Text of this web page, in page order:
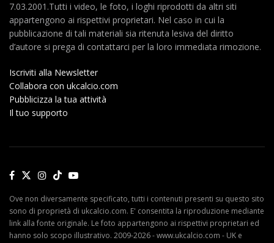
7.03.2001.Tutti i video, le foto, i loghi riprodotti da altri siti
appartengono ai rispettivi proprietari. Nel caso in cui la
pubblicazione di tali materiali sia ritenuta lesiva del diritto
d’autore si prega di contattarci per la loro immediata rimozione.
Iscriviti alla Newsletter
Collabora con ukcalcio.com
Pubblicizza la tua attività
Il tuo supporto
Ove non diversamente specificato, tutti i contenuti presenti su questo sito
sono di proprietà di ukcalcio.com. E' consentita la riproduzione mediante
link alla fonte originale. Le foto appartengono ai rispettivi proprietari ed
hanno solo scopo illustrativo. 2009-2026 - www.ukcalcio.com - UK e